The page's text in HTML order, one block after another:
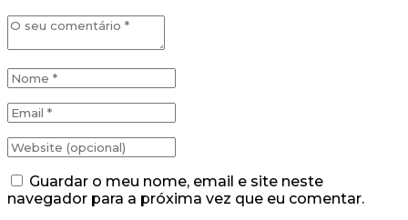
Guardar o meu nome, email e site neste
navegador para a próxima vez que eu comentar.